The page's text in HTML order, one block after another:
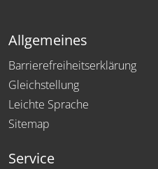
Allgemeines
Barrierefreiheitserklärung
Gleichstellung
Leichte Sprache
Sitemap
Service